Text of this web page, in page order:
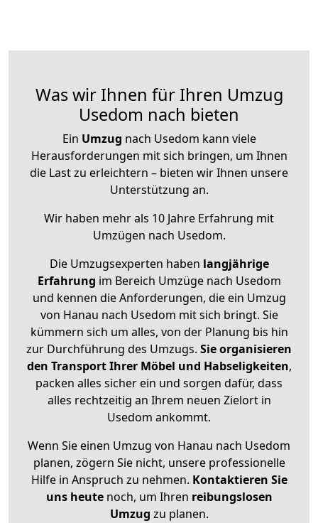
Was wir Ihnen für Ihren Umzug
Usedom nach bieten
Ein Umzug nach Usedom kann viele
Herausforderungen mit sich bringen, um Ihnen
die Last zu erleichtern – bieten wir Ihnen unsere
Unterstützung an.
Wir haben mehr als 10 Jahre Erfahrung mit
Umzügen nach Usedom.
Die Umzugsexperten haben langjährige
Erfahrung im Bereich Umzüge nach Usedom
und kennen die Anforderungen, die ein Umzug
von Hanau nach Usedom mit sich bringt. Sie
kümmern sich um alles, von der Planung bis hin
zur Durchführung des Umzugs. Sie organisieren
den Transport Ihrer Möbel und Habseligkeiten,
packen alles sicher ein und sorgen dafür, dass
alles rechtzeitig an Ihrem neuen Zielort in
Usedom ankommt.
Wenn Sie einen Umzug von Hanau nach Usedom
planen, zögern Sie nicht, unsere professionelle
Hilfe in Anspruch zu nehmen. Kontaktieren Sie
uns heutenoch, um Ihren reibungslosen
Umzug zu planen.